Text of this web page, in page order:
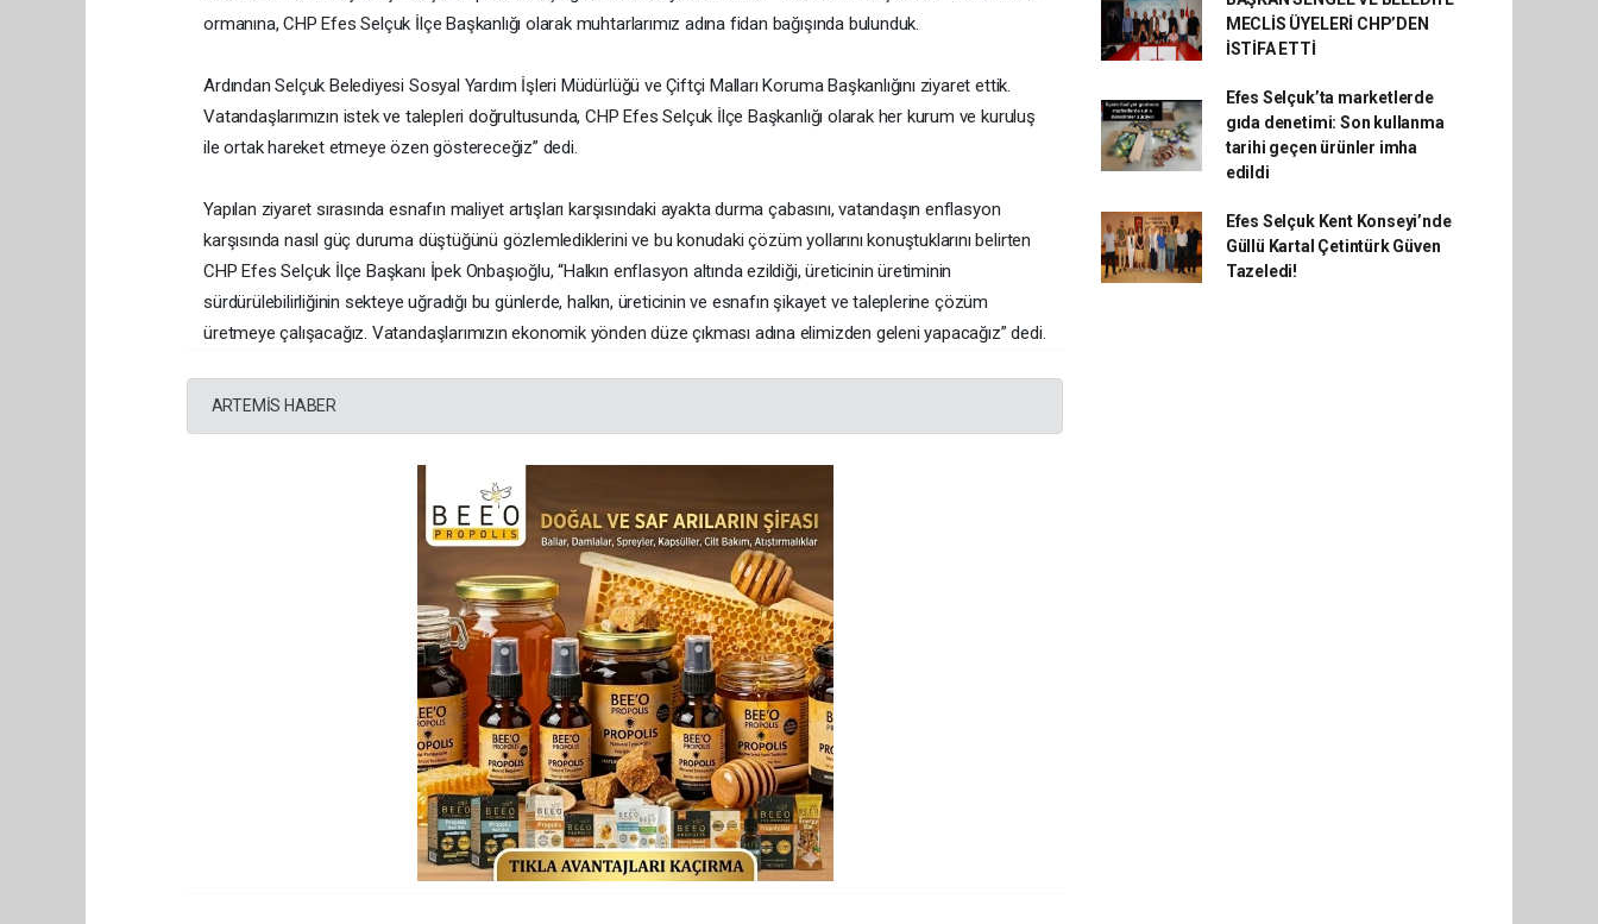
ormanına, CHP Efes Selçuk İlçe Başkanlığı olarak muhtarlarımız adına fidan bağışında bulunduk.
Ardından Selçuk Belediyesi Sosyal Yardım İşleri Müdürlüğü ve Çiftçi Malları Koruma Başkanlığını ziyaret ettik.
Vatandaşlarımızın istek ve talepleri doğrultusunda, CHP Efes Selçuk İlçe Başkanlığı olarak her kurum ve kuruluş
ile ortak hareket etmeye özen göstereceğiz” dedi.
Yapılan ziyaret sırasında esnafın maliyet artışları karşısındaki ayakta durma çabasını, vatandaşın enflasyon
karşısında nasıl güç duruma düştüğünü gözlemlediklerini ve bu konudaki çözüm yollarını konuştuklarını belirten
CHP Efes Selçuk İlçe Başkanı İpek Onbaşıoğlu, “Halkın enflasyon altında ezildiği, üreticinin üretiminin
sürdürülebilirliğinin sekteye uğradığı bu günlerde, halkın, üreticinin ve esnafın şikayet ve taleplerine çözüm
üretmeye çalışacağız. Vatandaşlarımızın ekonomik yönden düze çıkması adına elimizden geleni yapacağız” dedi.
ARTEMİS HABER
MECLİS ÜYELERİ CHP’DEN
İSTİFA ETTİ
Efes Selçuk’ta marketlerde
gıda denetimi: Son kullanma
tarihi geçen ürünler imha
edildi
Efes Selçuk Kent Konseyi’nde
Güllü Kartal Çetintürk Güven
Tazeledi!